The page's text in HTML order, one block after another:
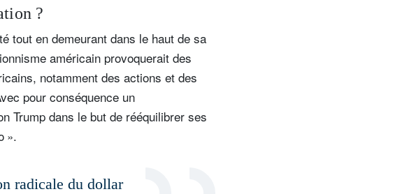
?
tout en demeurant dans le haut de sa
américain provoquerait des
notamment des actions et des
pour conséquence un
Trump dans le but de rééquilibrer ses
».
radicale du dollar